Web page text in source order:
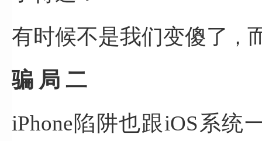
有时候不是我们变傻了 ，
骗 局 二
iPhone陷阱也跟iOS系统